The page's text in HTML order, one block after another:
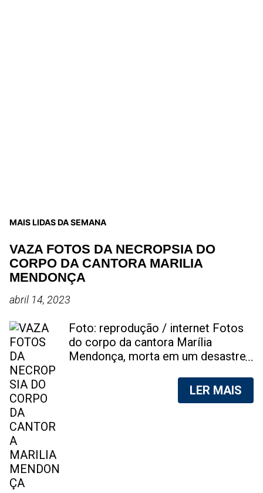
MAIS LIDAS DA SEMANA
VAZA FOTOS DA NECROPSIA DO
CORPO DA CANTORA MARILIA
MENDONÇA
abril 14, 2023
Foto: reprodução / internet Fotos
do corpo da cantora Marília
Mendonça, morta em um desastre
foram vazadas na internet. A
divulgação de fotos do corpo de
LER MAIS